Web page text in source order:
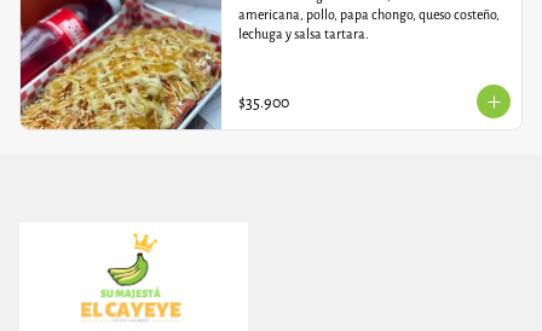
americana, pollo, papa chongo, queso costeño,
lechuga y salsa tartara.
$35.900